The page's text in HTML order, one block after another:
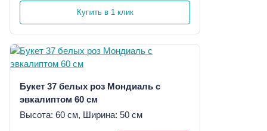
Купить в 1 клик
Букет 37 белых роз Мондиаль с
эвкалиптом 60 см
Высота: 60 см, Ширина: 50 см